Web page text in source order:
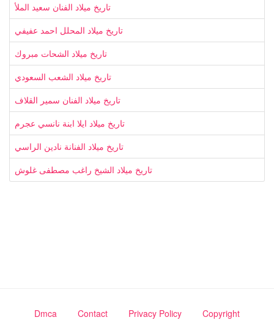
تاريخ ميلاد الفنان سعيد الملأ
تاريخ ميلاد المحلل احمد عفيفي
تاريخ ميلاد الشحات مبروك
تاريخ ميلاد الشعب السعودي
تاريخ ميلاد الفنان سمير القلاف
تاريخ ميلاد ايلا ابنة نانسي عجرم
تاريخ ميلاد الفنانة نادين الراسي
تاريخ ميلاد الشيخ راغب مصطفى غلوش
Dmca Contact Privacy Policy Copyright